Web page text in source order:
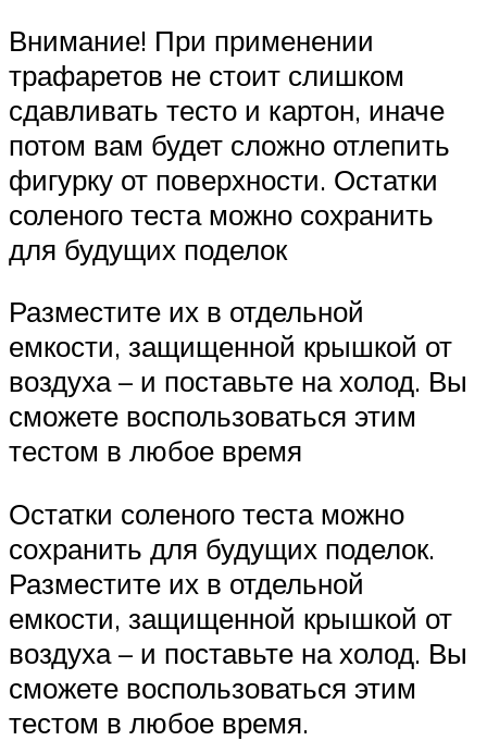
Внимание! При применении
трафаретов не стоит слишком
сдавливать тесто и картон, иначе
потом вам будет сложно отлепить
фигурку от поверхности. Остатки
соленого теста можно сохранить
для будущих поделок
Разместите их в отдельной
емкости, защищенной крышкой от
воздуха – и поставьте на холод. Вы
сможете воспользоваться этим
тестом в любое время
Остатки соленого теста можно
сохранить для будущих поделок.
Разместите их в отдельной
емкости, защищенной крышкой от
воздуха – и поставьте на холод. Вы
сможете воспользоваться этим
тестом в любое время.